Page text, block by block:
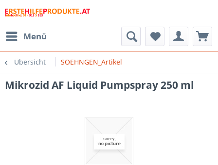
Menü
Übersicht SOEHNGEN_Artikel
Mikrozid AF Liquid Pumpspray 250 ml